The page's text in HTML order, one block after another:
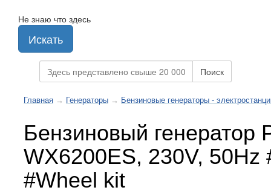
Не знаю что здесь
Искать
Поиск
Главная → Генераторы → Бензиновые генераторы -
Бензиновый генератор
WX6200ES, 230V, 50Hz
#Wheel kit